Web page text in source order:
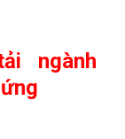
ngành